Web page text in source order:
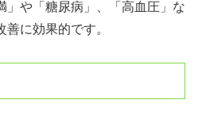
」や「糖尿病」、「高血圧」な
に効果的です。